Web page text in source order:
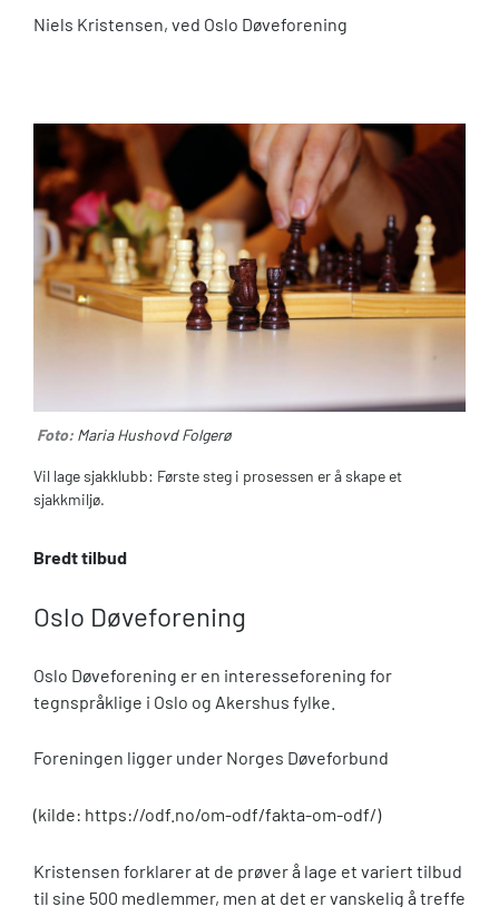
Niels Kristensen, ved Oslo Døveforening
Foto: Maria Hushovd Folgerø
Vil lage sjakklubb: Første steg i prosessen er å skape et
sjakkmiljø.
Bredt tilbud
Oslo Døveforening
Oslo Døveforening er en interesseforening for
tegnspråklige i Oslo og Akershus fylke.
Foreningen ligger under Norges Døveforbund
(kilde: https://odf.no/om-odf/fakta-om-odf/)
Kristensen forklarer at de prøver å lage et variert tilbud
til sine 500 medlemmer, men at det er vanskelig å treffe